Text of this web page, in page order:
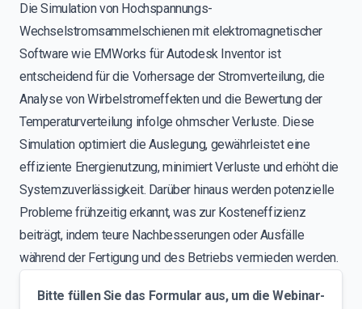
Die Simulation von Hochspannungs-
Wechselstromsammelschienen mit elektromagnetischer
Software wie EMWorks für Autodesk Inventor ist
entscheidend für die Vorhersage der Stromverteilung, die
Analyse von Wirbelstromeffekten und die Bewertung der
Temperaturverteilung infolge ohmscher Verluste. Diese
Simulation optimiert die Auslegung, gewährleistet eine
effiziente Energienutzung, minimiert Verluste und erhöht die
Systemzuverlässigkeit. Darüber hinaus werden potenzielle
Probleme frühzeitig erkannt, was zur Kosteneffizienz
beiträgt, indem teure Nachbesserungen oder Ausfälle
während der Fertigung und des Betriebs vermieden werden.
Bitte füllen Sie das Formular aus, um die Webinar-